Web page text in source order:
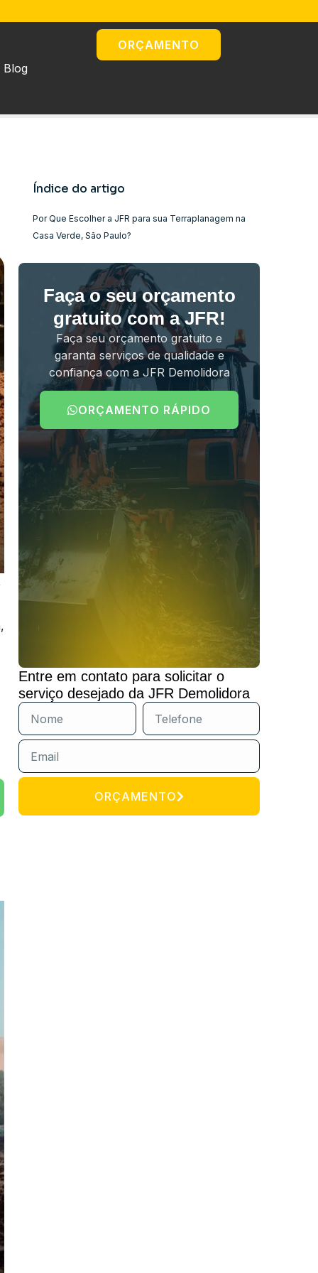
Blog
ORÇAMENTO
Índice do artigo
Por Que Escolher a JFR para sua Terraplanagem na
Casa Verde, São Paulo?
Faça o seu orçamento
gratuito com a JFR!
Faça seu orçamento gratuito e
garanta serviços de qualidade e
confiança com a JFR Demolidora
ORÇAMENTO RÁPIDO
Entre em contato para solicitar o
serviço desejado da JFR Demolidora
ORÇAMENTO